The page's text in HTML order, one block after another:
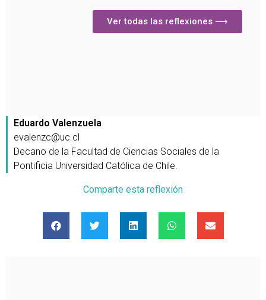
Ver todas las reflexiones ⟶
Eduardo Valenzuela
evalenzc@uc.cl
Decano de la Facultad de Ciencias Sociales de la
Pontificia Universidad Católica de Chile.
Comparte esta reflexión